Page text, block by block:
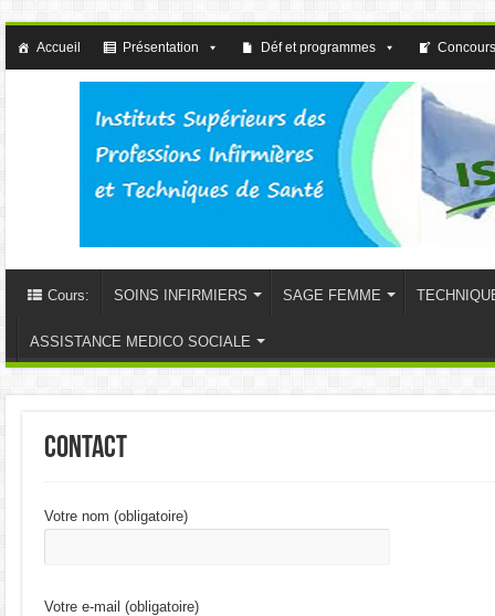
Accueil Présentation Déf et programmes
Cours: SOINS INFIRMIERS SAGE FEMME
ASSISTANCE MEDICO SOCIALE
Contact
Votre nom (obligatoire)
Votre e-mail (obligatoire)